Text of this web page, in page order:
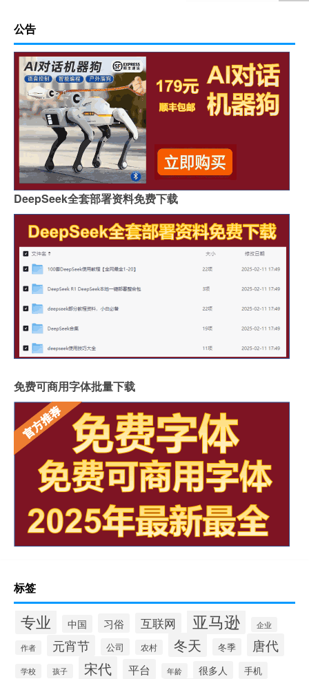
公告
DeepSeek全套部署资料免费下载
免费可商用字体批量下载
标签
专业 中国 习俗 互联网 亚马逊 企业
作者 元宵节 公司 农村 冬天 冬季 唐代
学校 孩子 宋代 平台 年龄 很多人 手机